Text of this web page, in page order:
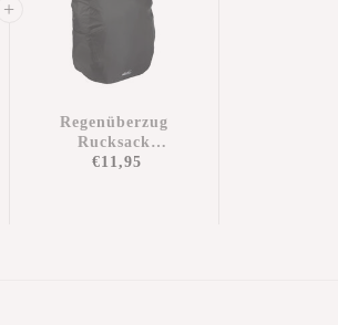
Regenüberzug
Rucksack
Wasserdicht
€11,95